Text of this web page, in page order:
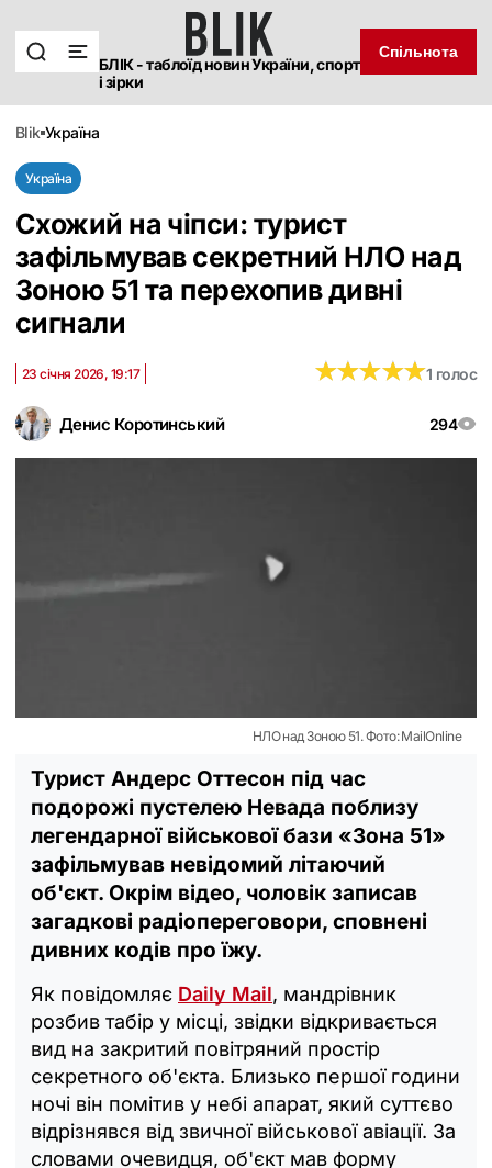
БЛІК - таблоїд новин України, спорт
і зірки
Спільнота
blik україна
Україна
Схожий на чіпси: турист
зафільмував секретний НЛО над
Зоною 51 та перехопив дивні
сигнали
Денис Коротинський 294
23 січня 2026, 19:17 ★★★★★
★★★★★1 голос
НЛО над Зоною 51. Фото: MailOnline
Турист Андерс Оттесон під час
подорожі пустелею Невада поблизу
легендарної військової бази «Зона 51»
зафільмував невідомий літаючий
об'єкт. Окрім відео, чоловік записав
загадкові радіопереговори, сповнені
дивних кодів про їжу.
Як повідомляє Daily Mail, мандрівник
розбив табір у місці, звідки відкривається
вид на закритий повітряний простір
секретного об'єкта. Близько першої години
ночі він помітив у небі апарат, який суттєво
відрізнявся від звичної військової авіації. За
словами очевидця, об'єкт мав форму